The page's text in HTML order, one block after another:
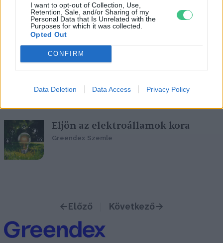
I want to opt-out of Collection, Use,
Retention, Sale, and/or Sharing of my
Personal Data that Is Unrelated with the
Purposes for which it was collected.
Opted Out
CONFIRM
Data Deletion Data Access Privacy Policy
Rohamosan fogynak a világ
olajkészletei
Greendex Szemle
Eljön az elektroállamok kora
Greendex Szemle
←Előző Következő→